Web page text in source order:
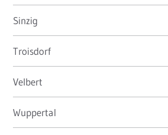
Sinzig
Troisdorf
Velbert
Wuppertal